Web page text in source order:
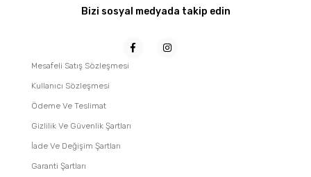
Bizi sosyal medyada takip edin
Mesafeli Satış Sözleşmesi
Kullanıcı Sözleşmesi
Ödeme Ve Teslimat
Gizlilik Ve Güvenlik Şartları
İade Ve Değişim Şartları
Garanti Şartları